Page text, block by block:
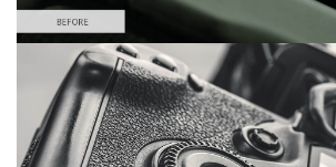
Please select
Lightroom Preset for Product Photo #23
Film Effect
(30 Lr Presets)